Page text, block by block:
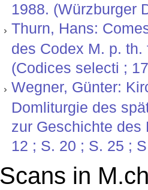
1988. (Würzburger
Thurn, Hans:
des Codex M. p.
(Codices selecti ;
Wegner, Günter:
Domliturgie des
zur Geschichte des
12 ; S. 20 ; S. 25 ;
Scans in